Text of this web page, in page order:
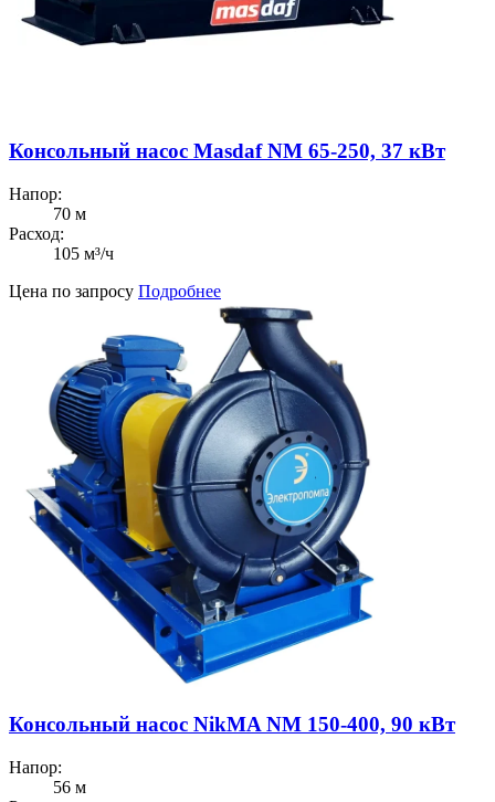
Консольный насос Masdaf NM 65-250, 37 кВт
Напор:
70 м
Расход:
105 м³/ч
Цена по запросу Подробнее
Консольный насос NikMA NM 150-400, 90 кВт
Напор:
56 м